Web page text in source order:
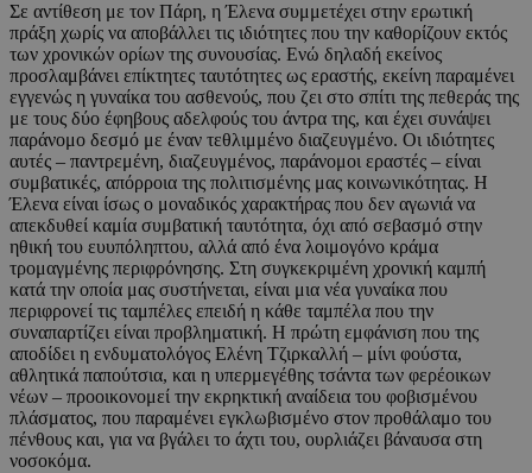
Σε αντίθεση με τον Πάρη, η Έλενα συμμετέχει στην ερωτική
πράξη χωρίς να αποβάλλει τις ιδιότητες που την καθορίζουν εκτός
των χρονικών ορίων της συνουσίας. Ενώ δηλαδή εκείνος
προσλαμβάνει επίκτητες ταυτότητες ως εραστής, εκείνη παραμένει
εγγενώς η γυναίκα του ασθενούς, που ζει στο σπίτι της πεθεράς της
με τους δύο έφηβους αδελφούς του άντρα της, και έχει συνάψει
παράνομο δεσμό με έναν τεθλιμμένο διαζευγμένο. Οι ιδιότητες
αυτές – παντρεμένη, διαζευγμένος, παράνομοι εραστές – είναι
συμβατικές, απόρροια της πολιτισμένης μας κοινωνικότητας. Η
Έλενα είναι ίσως ο μοναδικός χαρακτήρας που δεν αγωνιά να
απεκδυθεί καμία συμβατική ταυτότητα, όχι από σεβασμό στην
ηθική του ευυπόληπτου, αλλά από ένα λοιμογόνο κράμα
τρομαγμένης περιφρόνησης. Στη συγκεκριμένη χρονική καμπή
κατά την οποία μας συστήνεται, είναι μια νέα γυναίκα που
περιφρονεί τις ταμπέλες επειδή η κάθε ταμπέλα που την
συναπαρτίζει είναι προβληματική. Η πρώτη εμφάνιση που της
αποδίδει η ενδυματολόγος Ελένη Τζιρκαλλή – μίνι φούστα,
αθλητικά παπούτσια, και η υπερμεγέθης τσάντα των φερέοικων
νέων – προοικονομεί την εκρηκτική αναίδεια του φοβισμένου
πλάσματος, που παραμένει εγκλωβισμένο στον προθάλαμο του
πένθους και, για να βγάλει το άχτι του, ουρλιάζει βάναυσα στη
νοσοκόμα.